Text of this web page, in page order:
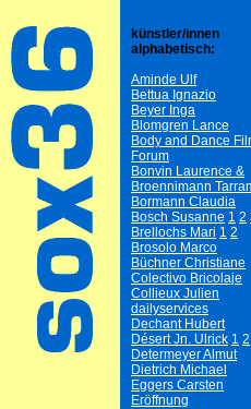
künstler/innen
alphabetisch:
Aminde Ulf
Bettua Ignazio
Beyer Inga
Blomgren Lance
Body and Dance
Forum
Bonvin Laurence &
Broennimann
Bormann Claudia
Bosch Susanne 1 2
Brellochs Mari 1 2
Brosolo Marco
Büchner Christiane
Colectivo Bricolaje
Collieux Julien
dailyservices
Dechant Hubert
Désert Jn. Ulrick 1 2
Determeyer Almut
Dietrich Michael
Eggers Carsten
Eröffnung